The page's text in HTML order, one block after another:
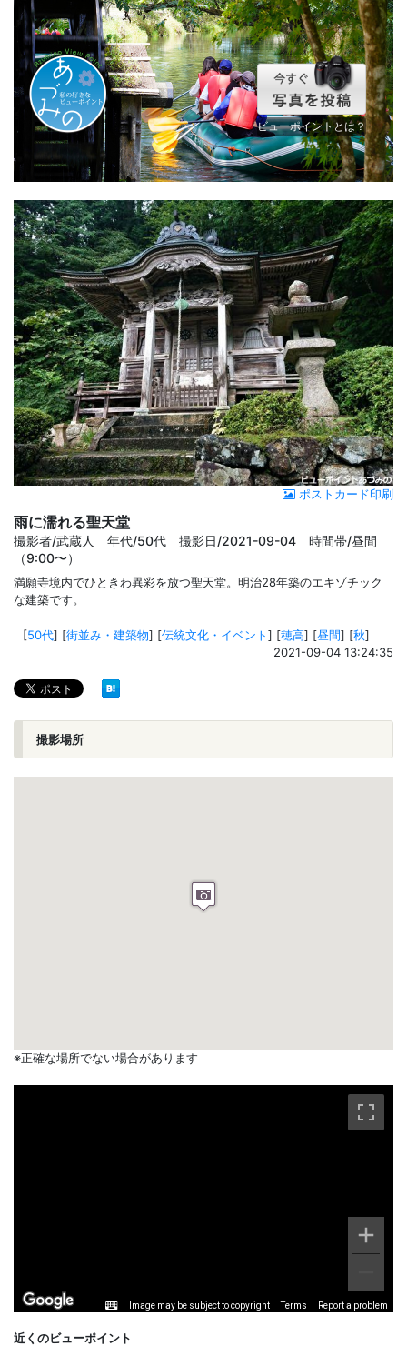
ビューポイントとは？
ポストカード印刷
雨に濡れる聖天堂
撮影者/武蔵人 年代/50代 撮影日/2021-09-04 時間帯/昼間
（9:00〜）
満願寺境内でひときわ異彩を放つ聖天堂。明治28年築のエキゾチック
な建築です。
[50代] [街並み・建築物] [伝統文化・イベント] [穂高] [昼間] [秋]
2021-09-04 13:24:35
撮影場所
※正確な場所でない場合があります
Image may be subject to copyright Terms Report a problem
近くのビューポイント